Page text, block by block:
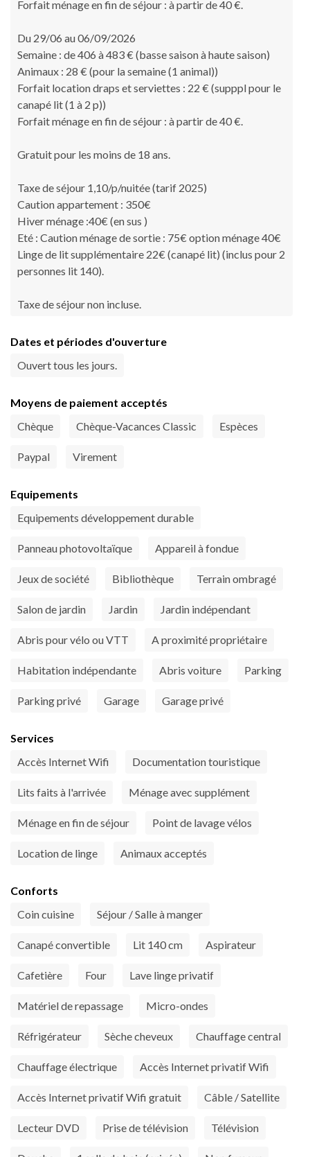
Forfait ménage en fin de séjour : à partir de 40 €.
Du 29/06 au 06/09/2026
Semaine : de 406 à 483 € (basse saison à haute saison)
Animaux : 28 € (pour la semaine (1 animal))
Forfait location draps et serviettes : 22 € (supppl pour le
canapé lit (1 à 2 p))
Forfait ménage en fin de séjour : à partir de 40 €.
Gratuit pour les moins de 18 ans.
Taxe de séjour 1,10/p/nuitée (tarif 2025)
Caution appartement : 350€
Hiver ménage :40€ (en sus )
Eté : Caution ménage de sortie : 75€ option ménage 40€
Linge de lit supplémentaire 22€ (canapé lit) (inclus pour 2
personnes lit 140).
Taxe de séjour non incluse.
Dates et périodes d'ouverture
Ouvert tous les jours.
Moyens de paiement acceptés
Chèque
Chèque-Vacances Classic Espèces
Paypal Virement
Equipements
Equipements développement durable
Panneau photovoltaïque Appareil à fondue
Jeux de société Bibliothèque Terrain ombragé
Salon de jardin Jardin Jardin indépendant
Abris pour vélo ou VTT A proximité propriétaire
Habitation indépendante Abris voiture Parking
Parking privé Garage Garage privé
Services
Accès Internet Wifi
Documentation touristique
Lits faits à l'arrivée Ménage avec supplément
Ménage en fin de séjour Point de lavage vélos
Location de linge Animaux acceptés
Conforts
Coin cuisine
Séjour / Salle à manger
Canapé convertible Lit 140 cm Aspirateur
Cafetière Four Lave linge privatif
Matériel de repassage Micro-ondes
Réfrigérateur Sèche cheveux Chauffage central
Chauffage électrique Accès Internet privatif Wifi
Accès Internet privatif Wifi gratuit Câble / Satellite
Lecteur DVD Prise de télévision Télévision